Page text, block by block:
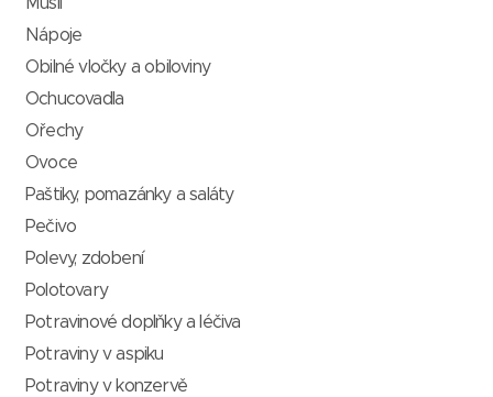
Müsli
Nápoje
Obilné vločky a obiloviny
Ochucovadla
Ořechy
Ovoce
Paštiky, pomazánky a saláty
Pečivo
Polevy, zdobení
Polotovary
Potravinové doplňky a léčiva
Potraviny v aspiku
Potraviny v konzervě